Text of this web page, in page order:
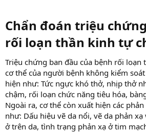
Chẩn đoán triệu
rối loạn thần kinh tự
Triệu chứng ban đầu của bệnh rối loạn
cơ thể của người bệnh không kiểm
hiện như: Tức ngực khó thở, nhịp thở
chậm, rối loạn chức năng tiêu hóa,
Ngoài ra, cơ thể còn xuất hiện các
như: Dấu hiệu vẽ da nổi, vẽ da phản
ở trên da, tình trạng phản xạ ở tim